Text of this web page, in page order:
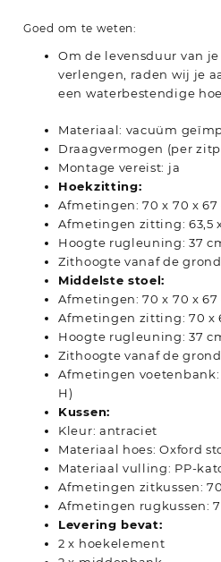
Goed om te weten:
Om de levensduur van
verlengen, raden wij je
een waterbestendige
Materiaal: vacuüm
Draagvermogen (per
Montage vereist: ja
Hoekzitting:
Afmetingen: 70 x 70 x 67
Afmetingen zitting: 63,5
Hoogte rugleuning: 37
Zithoogte vanaf de
Middelste stoel:
Afmetingen: 70 x 70 x 67
Afmetingen zitting: 70 x
Hoogte rugleuning: 37
Zithoogte vanaf de
Afmetingen voetenbank:
H)
Kussen:
Kleur: antraciet
Materiaal hoes: Oxford
Materiaal vulling: PP-
Afmetingen zitkussen: 70
Afmetingen rugkussen:
Levering bevat:
2 x hoekelement